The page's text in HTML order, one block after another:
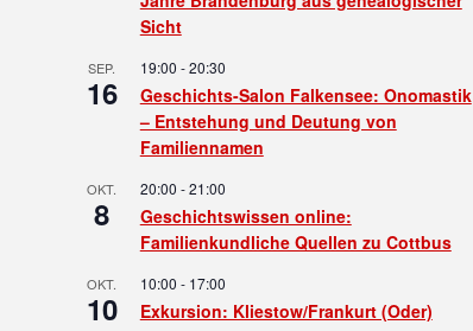
Sicht
SEP.
16
19:00 -20:30
Geschichts-Salon Falkensee: Onomastik
– Entstehung und Deutung von
Familiennamen
OKT.
8
20:00 -21:00
Geschichtswissen online:
Familienkundliche Quellen zu Cottbus
OKT.
10
10:00 - 17:00
Exkursion: Kliestow/Frankurt (Oder)